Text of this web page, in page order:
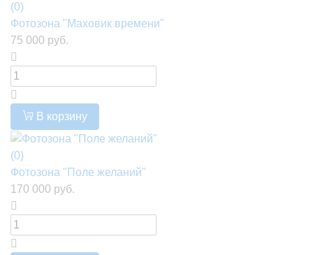
(0)
Фотозона "Маховик времени"
75 000 руб.
В корзину
(0)
Фотозона "Поле желаний"
170 000 руб.